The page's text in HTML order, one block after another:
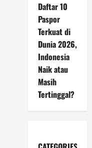
Daftar 10
Paspor
Terkuat di
Dunia 2026,
Indonesia
Naik atau
Masih
Tertinggal?